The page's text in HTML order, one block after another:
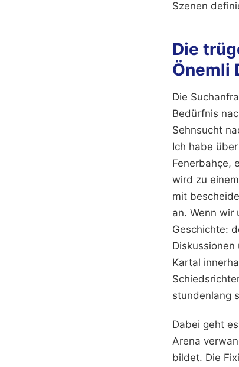
Szenen
Die
Önemli
Die
Bedürfnis
Sehnsucht
Ich habe
Fenerbahçe,
wird zu
mit
an. Wenn wir
Geschichte:
Kartal
stundenlang
Dabei geht
Arena
bildet. Die